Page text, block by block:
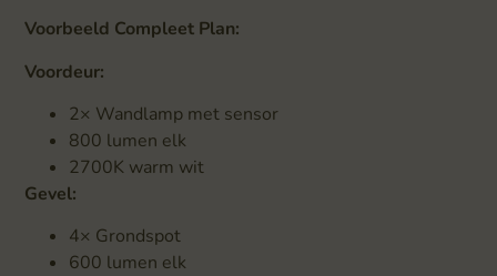
Voorbeeld Compleet Plan:
Voordeur:
2× Wandlamp met sensor
800 lumen elk
2700K warm wit
Gevel:
4× Grondspot
600 lumen elk